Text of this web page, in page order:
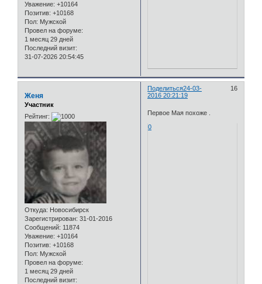
Уважение: +10164
Позитив: +10168
Пол: Мужской
Провел на форуме:
1 месяц 29 дней
Последний визит:
31-07-2026 20:54:45
Поделиться 16
24-03-
2016 20:21:19
Женя
Участник
Рейтинг:
Откуда: Новосибирск
Зарегистрирован: 31-01-2016
Сообщений: 11874
Уважение: +10164
Позитив: +10168
Пол: Мужской
Провел на форуме:
1 месяц 29 дней
Последний визит:
Первое Мая похоже .
0